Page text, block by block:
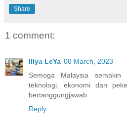
Share
1 comment:
Illya LeYa 08 March, 2023
Semoga Malaysia
teknologi, ekonomi dan
bertanggungjawab
Reply